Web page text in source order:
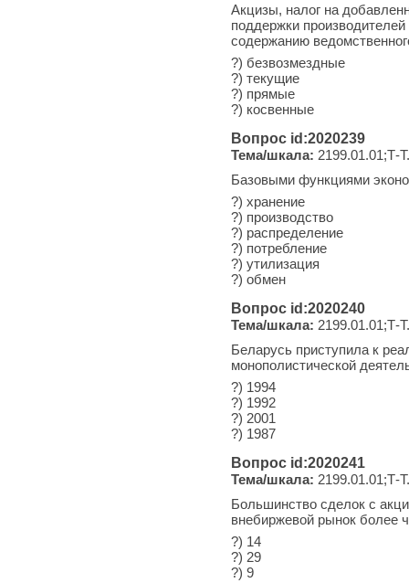
Акцизы, налог на
поддержки
содержанию
?) безвозмездные
?) текущие
?) прямые
?) косвенные
Вопрос id:2020239
Тема/шкала: 2199.01.01;Т-
Базовыми функциями
?) хранение
?) производство
?) распределение
?) потребление
?) утилизация
?) обмен
Вопрос id:2020240
Тема/шкала: 2199.01.01;Т-
Беларусь приступила к
монополистической
?) 1994
?) 1992
?) 2001
?) 1987
Вопрос id:2020241
Тема/шкала: 2199.01.01;Т-
Большинство сделок с
внебиржевой рынок более
?) 14
?) 29
?) 9